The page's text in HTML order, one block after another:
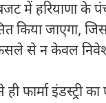
में हरियाणा के
किया जाएगा,
से न केवल निवेश
फार्मा इंडस्ट्री